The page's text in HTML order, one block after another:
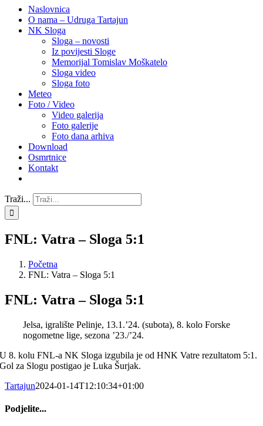
Naslovnica
O nama – Udruga Tartajun
NK Sloga
Sloga – novosti
Iz povijesti Sloge
Memorijal Tomislav Moškatelo
Sloga video
Sloga foto
Meteo
Foto / Video
Video galerija
Foto galerije
Foto dana arhiva
Download
Osmrtnice
Kontakt
Traži...
FNL: Vatra – Sloga 5:1
Početna
FNL: Vatra – Sloga 5:1
FNL: Vatra – Sloga 5:1
Jelsa, igralište Pelinje, 13.1.’24. (subota), 8. kolo Forske
nogometne lige, sezona ’23./’24.
U 8. kolu FNL-a NK Sloga izgubila je od HNK Vatre rezultatom 5:1.
Gol za Slogu postigao je Luka Šurjak.
Tartajun2024-01-14T12:10:34+01:00
Podjelite...